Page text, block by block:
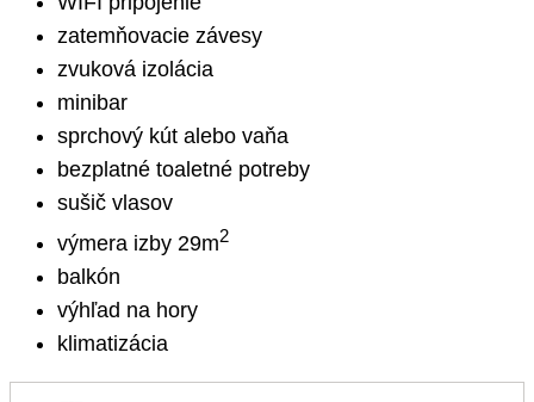
zatemňovacie závesy
zvuková izolácia
minibar
sprchový kút alebo vaňa
bezplatné toaletné potreby
sušič vlasov
výmera izby 29m2
balkón
výhľad na hory
klimatizácia